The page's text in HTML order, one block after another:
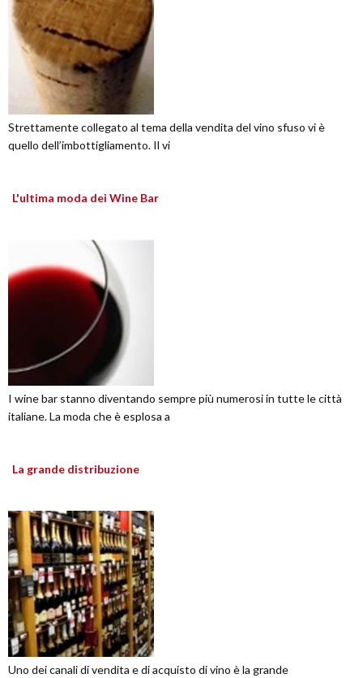
Strettamente collegato al tema della vendita del vino sfuso vi è
quello dell’imbottigliamento. Il vi
L'ultima moda dei Wine Bar
I wine bar stanno diventando sempre più numerosi in tutte le città
italiane. La moda che è esplosa a
La grande distribuzione
Uno dei canali di vendita e di acquisto di vino è la grande